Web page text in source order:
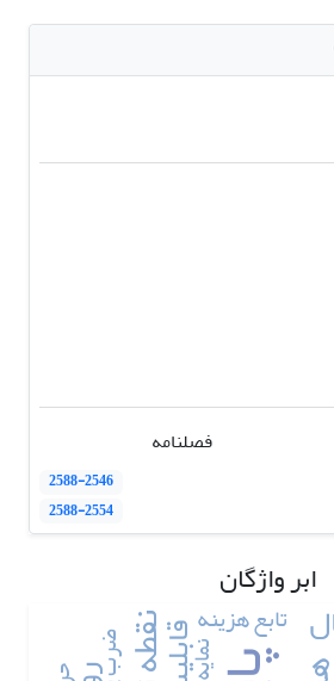
فصلنامه
2588-2546
2588-2554
ابر واژگان
تابع هزینه
نمایه